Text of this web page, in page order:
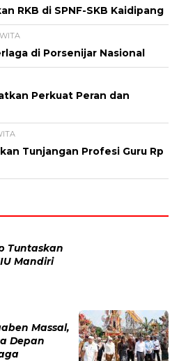
RKB di SPNF-SKB Kaidipang
di Porsenijar Nasional
Perkuat Peran dan
Tunjangan Profesi Guru Rp
Tuntaskan
Mandiri
Massal,
Depan